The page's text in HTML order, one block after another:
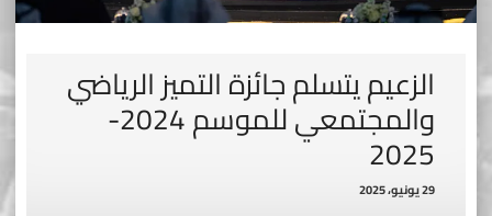
الزعيم يتسلم جائزة التميز الرياضي
والمجتمعي للموسم 2024-
2025
29 يونيو، 2025